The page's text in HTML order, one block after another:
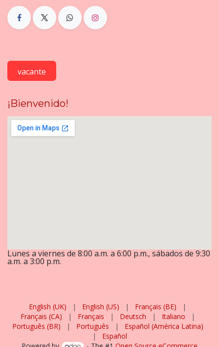
vacante
¡Bienvenido!
Lunes a viernes de 8:00 a.m. a 6:00 p.m., sábados de 9:30
a.m. a 3:00 p.m.
English (UK) | English (US) | Français (BE)
|
Français (CA)
| Français | Deutsch | Italiano
|
Português (BR)
| Português |
Español (América Latina)
|
Español